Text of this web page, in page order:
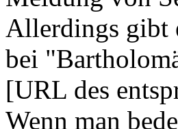
Allerdings gibt
bei
[URL des
Wenn man